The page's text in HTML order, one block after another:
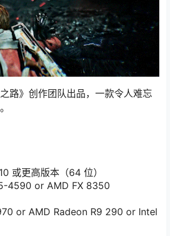
路》创作团队出品，一款令人难忘
或更高版本（64 位）
4590 or AMD FX 8350
or AMD Radeon R9 290 or Intel